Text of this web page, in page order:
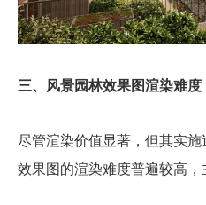
三、风景园林效果图渲染难度
尽管渲染价值显著，但其实
效果图的渲染难度普遍较高，